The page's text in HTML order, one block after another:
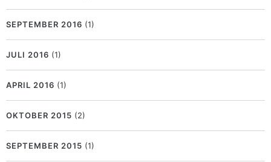
SEPTEMBER 2016 (1)
JULI 2016 (1)
APRIL 2016 (1)
OKTOBER 2015 (2)
SEPTEMBER 2015 (1)